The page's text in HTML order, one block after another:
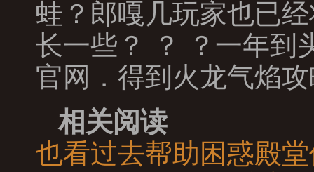
蛙？郎嘎几玩家也已
长一些？ ？ ？一年到
官网．得到火龙气焰
相关阅读
也看过去帮助困惑殿